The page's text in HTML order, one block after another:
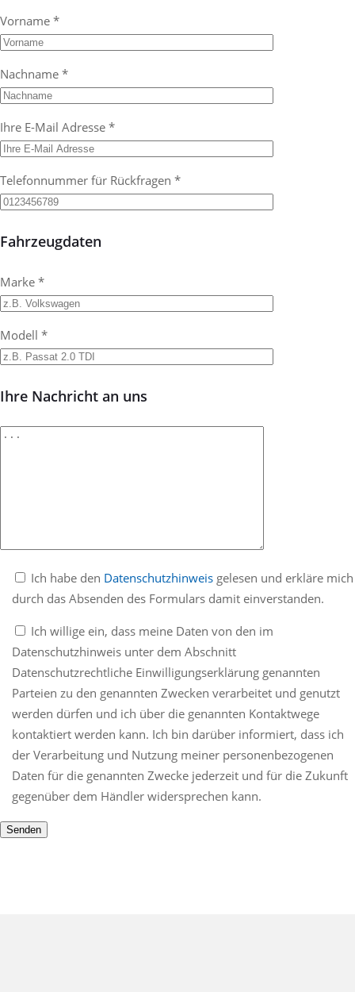
Vorname *
Nachname *
Ihre E-Mail Adresse *
Telefonnummer für Rückfragen *
Fahrzeugdaten
Marke *
Modell *
Ihre Nachricht an uns
Ich habe den Datenschutzhinweis gelesen und erkläre mich
durch das Absenden des Formulars damit einverstanden.
Ich willige ein, dass meine Daten von den im
Datenschutzhinweis unter dem Abschnitt
Datenschutzrechtliche Einwilligungserklärung genannten
Parteien zu den genannten Zwecken verarbeitet und genutzt
werden dürfen und ich über die genannten Kontaktwege
kontaktiert werden kann. Ich bin darüber informiert, dass ich
der Verarbeitung und Nutzung meiner personenbezogenen
Daten für die genannten Zwecke jederzeit und für die Zukunft
gegenüber dem Händler widersprechen kann.